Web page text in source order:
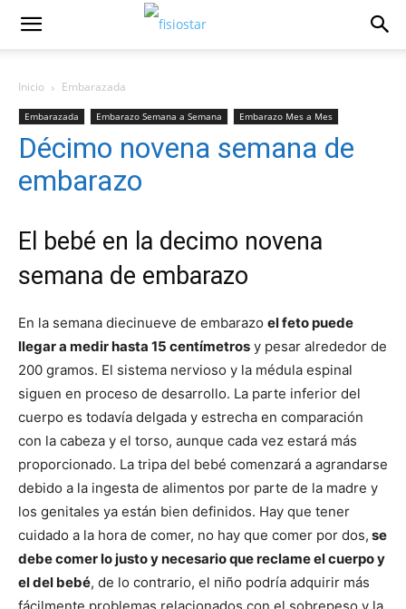
Inicio Embarazada
Embarazada Embarazo Semana a Semana
Embarazo Mes a Mes
Quinto Mes de Embarazo
Décimo novena semana de
embarazo
El bebé en la decimo novena
semana de embarazo
En la semana diecinueve de embarazo el feto puede
llegar a medir hasta 15 centímetros y pesar alrededor de
200 gramos. El sistema nervioso y la médula espinal
siguen en proceso de desarrollo. La parte inferior del
cuerpo es todavía delgada y estrecha en comparación
con la cabeza y el torso, aunque cada vez estará más
proporcionado. La tripa del bebé comenzará a agrandarse
debido a la ingesta de alimentos por parte de la madre y
los genitales ya están bien definidos. Hay que tener
cuidado a la hora de comer, no hay que comer por dos, se
debe comer lo justo y necesario que reclame el cuerpo y
el del bebé, de lo contrario, el niño podría adquirir más